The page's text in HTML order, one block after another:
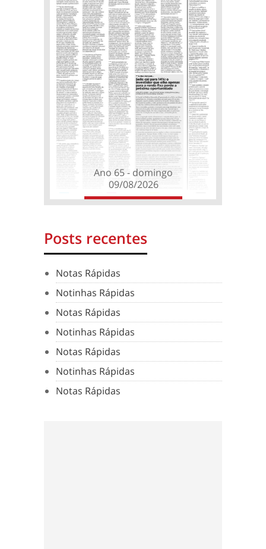
Ano 65 - domingo
09/08/2026
Posts recentes
Notas Rápidas
Notinhas Rápidas
Notas Rápidas
Notinhas Rápidas
Notas Rápidas
Notinhas Rápidas
Notas Rápidas